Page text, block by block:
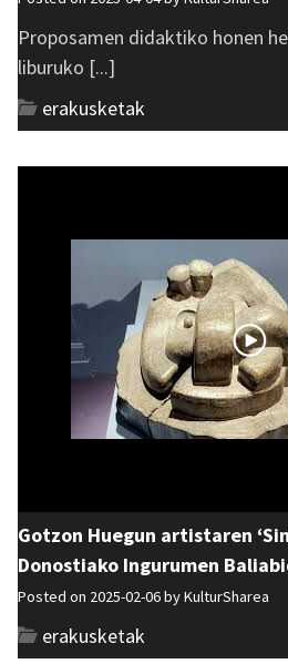
Proposamen didaktiko honen
liburuko [...]
erakusketak
Gotzon Huegun artistaren
Donostiako Ingurumen
Posted on 2025-02-06 byKulturSharea
erakusketak